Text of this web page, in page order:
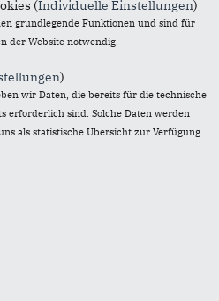
getrennt eingeben.
(Individuelle Einstellungen)
grundlegende Funktionen und sind für
der Website notwendig.
)
wir Daten, die bereits für die technische
erforderlich sind. Solche Daten werden
als statistische Übersicht zur Verfügung